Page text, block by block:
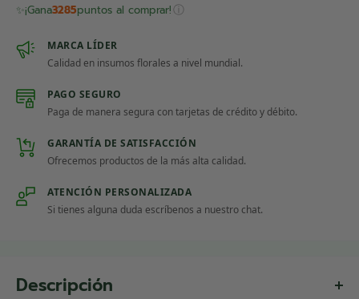
✨¡Gana3285puntos al comprar! ⓘ
MARCA LÍDER
Calidad en insumos florales a nivel mundial.
PAGO SEGURO
Paga de manera segura con tarjetas de crédito y débito.
GARANTÍA DE SATISFACCIÓN
Ofrecemos productos de la más alta calidad.
ATENCIÓN PERSONALIZADA
Si tienes alguna duda escríbenos a nuestro chat.
Descripción